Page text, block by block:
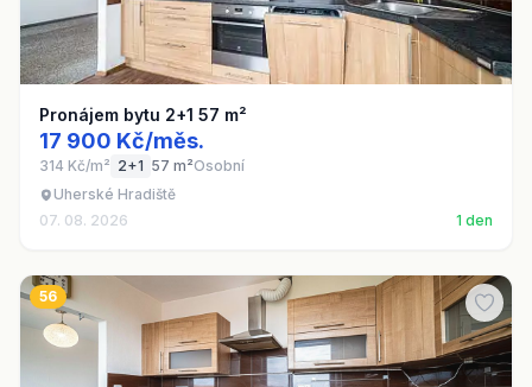
Pronájem bytu 2+1 57 m²
17 900 Kč/měs.
314 Kč/m² 2+1 57 m²Osobní
Uherské Hradiště
07. 08. 2026
1 den
56